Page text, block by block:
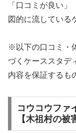
「口コミが良い
図的に流している
※以下の口コミ・
づくケーススタデ
内容を保証するも
コウコウファ
【木祖村の被